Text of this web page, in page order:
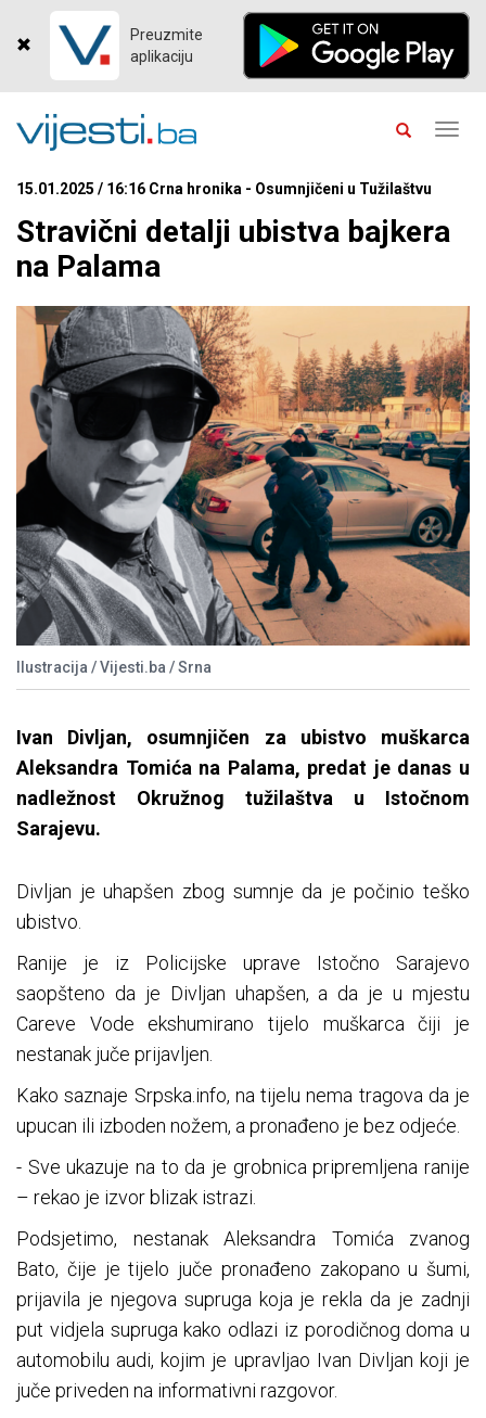
Preuzmite
aplikaciju
15.01.2025 / 16:16 Crna hronika - Osumnjičeni u Tužilaštvu
Stravični detalji ubistva bajkera
na Palama
Ilustracija / Vijesti.ba / Srna
Ivan Divljan, osumnjičen za ubistvo muškarca
Aleksandra Tomića na Palama, predat je danas u
nadležnost Okružnog tužilaštva u Istočnom
Sarajevu.
Divljan je uhapšen zbog sumnje da je počinio teško
ubistvo.
Ranije je iz Policijske uprave Istočno Sarajevo
saopšteno da je Divljan uhapšen, a da je u mjestu
Careve Vode ekshumirano tijelo muškarca čiji je
nestanak juče prijavljen.
Kako saznaje Srpska.info, na tijelu nema tragova da je
upucan ili izboden nožem, a pronađeno je bez odjeće.
- Sve ukazuje na to da je grobnica pripremljena ranije
– rekao je izvor blizak istrazi.
Podsjetimo, nestanak Aleksandra Tomića zvanog
Bato, čije je tijelo juče pronađeno zakopano u šumi,
prijavila je njegova supruga koja je rekla da je zadnji
put vidjela supruga kako odlazi iz porodičnog doma u
automobilu audi, kojim je upravljao Ivan Divljan koji je
juče priveden na informativni razgovor.